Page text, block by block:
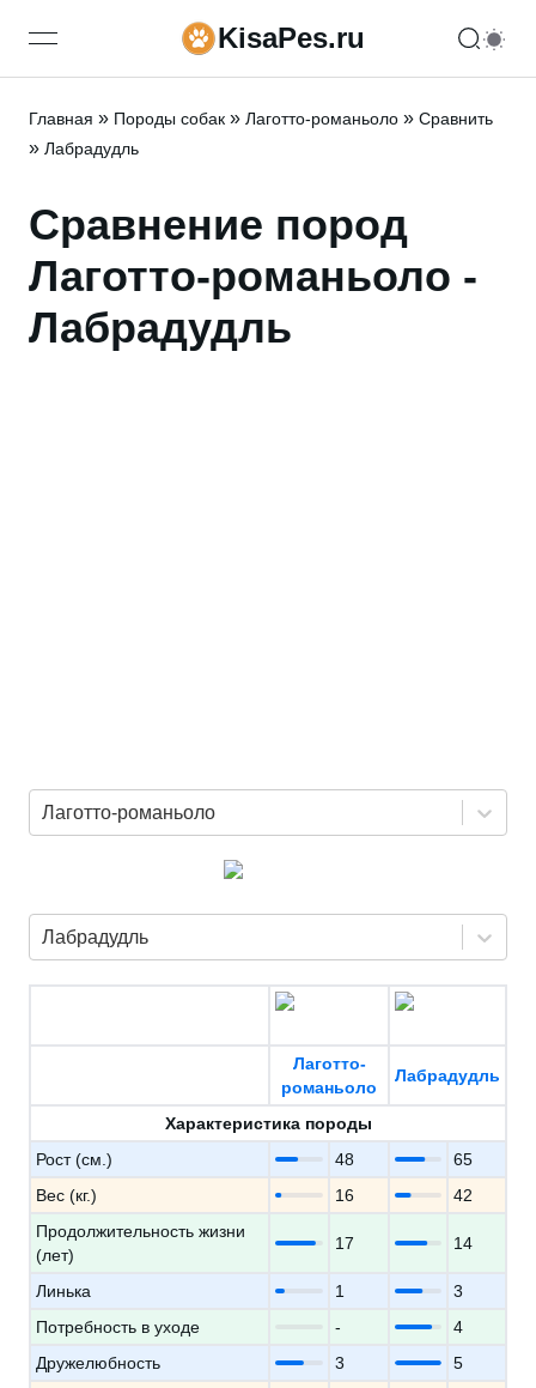
open navigation menuKisaPes.ru
Главная » Породы собак » Лаготто-романьоло » Сравнить
» Лабрадудль
Сравнение пород
Лаготто-романьоло -
Лабрадудль
Лаготто-романьоло
Лабрадудль
Лаготто-
романьоло
Лабрадудль
Характеристика породы
Рост (см.)
48
65
Вес (кг.)
16
42
Продолжительность жизни
(лет)
17 14
Линька 1
3
Потребность в уходе
-
4
Дружелюбность
3
5